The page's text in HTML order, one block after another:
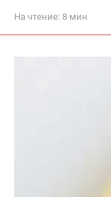
На чтение: 8 мин